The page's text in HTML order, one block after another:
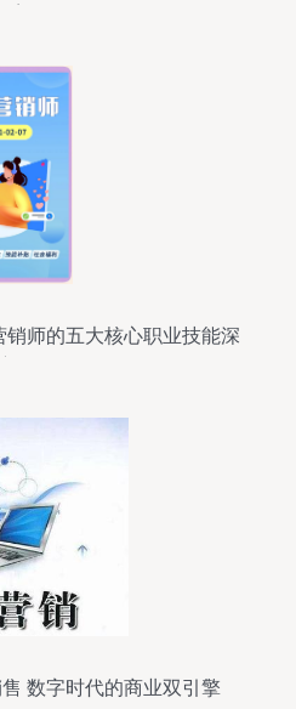
销师的五大核心职业技能深
数字时代的商业双引擎